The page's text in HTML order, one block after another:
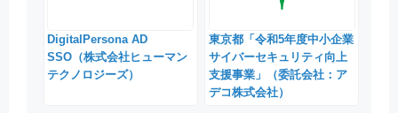
DigitalPersona AD
SSO（株式会社ヒューマン
テクノロジーズ）
東京都「令和5年度中小企業
サイバーセキュリティ向上
支援事業」（委託会社：ア
デコ株式会社）